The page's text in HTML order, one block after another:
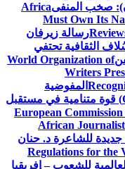
صخب المنفىAfrica
Must Own Its
رسالة زيرفان
الثقافية تحتفي
World Organization of
Writers
المفوضية
الأوروبية: مؤتمر الصحفيين الأفارقة (CAJ) قوة متنامية في مستقبل
European Commission
African
للشاعرة د. حنان
Regulations for the
للشعوب – إفريقيا